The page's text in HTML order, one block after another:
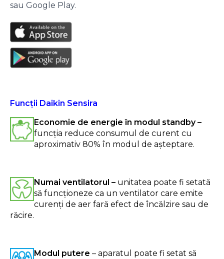
sau Google Play.
Funcții Daikin Sensira
Economie de energie în modul standby –
funcția reduce consumul de curent cu
aproximativ 80% în modul de așteptare.
Numai ventilatorul – unitatea poate fi setată
să funcționeze ca un ventilator care emite
curenți de aer fară efect de încălzire sau de
răcire.
Modul putere – aparatul poate fi setat să